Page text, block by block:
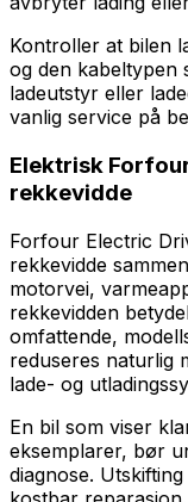
Kontroller at bilen
og den kabeltypen
ladeutstyr eller
vanlig service på
Elektrisk
rekkevidde
Forfour Electric
rekkevidde
motorvei,
rekkevidden
omfattende,
reduseres naturlig
lade- og
En bil som viser
eksemplarer, bør
diagnose.